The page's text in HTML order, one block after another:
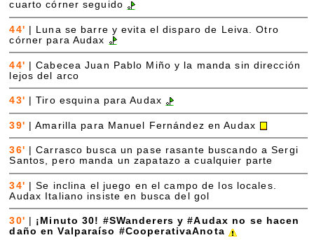
cuarto córner seguido
44'
Luna se barre y evita el disparo de Leiva. Otro
córner para Audax
44' |Cabecea Juan Pablo Miño y la manda sin dirección
lejos del arco
43' |Tiro esquina para Audax
39' |Amarilla para Manuel Fernández en Audax
36' |Carrasco busca un pase rasante buscando a Sergi
Santos, pero manda un zapatazo a cualquier parte
34' |Se inclina el juego en el campo de los locales.
Audax Italiano insiste en busca del gol
30'
¡Minuto 30! #SWanderers y #Audax no se hacen
daño en Valparaíso #CooperativaAnota